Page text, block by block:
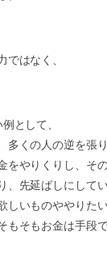
ではなく、
として、
くの人の逆を張り
をやりくりし、そ
、先延ばしにして
しいものややりた
もそもお金は手段